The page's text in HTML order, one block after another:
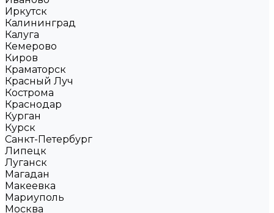
Иркутск
Калининград
Калуга
Кемерово
Киров
Краматорск
Красный Луч
Кострома
Краснодар
Курган
Курск
Санкт-Петербург
Липецк
Луганск
Магадан
Макеевка
Мариуполь
Москва